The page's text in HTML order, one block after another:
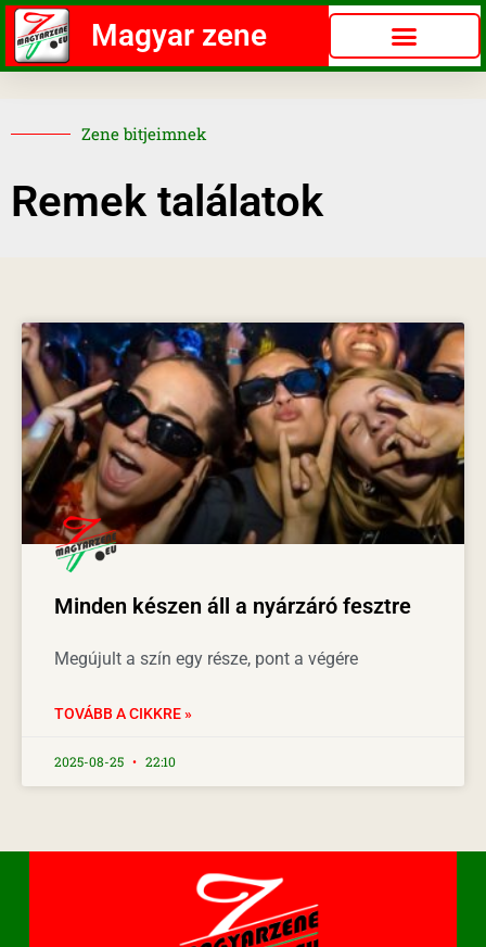
Magyar zene
Zene bitjeimnek
Remek találatok
Minden készen áll a nyárzáró fesztre
Megújult a szín egy része, pont a végére
TOVÁBB A CIKKRE »
2025-08-25 22:10